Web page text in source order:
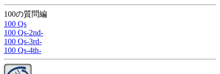
100の質問編
100 Qs
100 Qs-2nd-
100 Qs-3rd-
100 Qs-4th-